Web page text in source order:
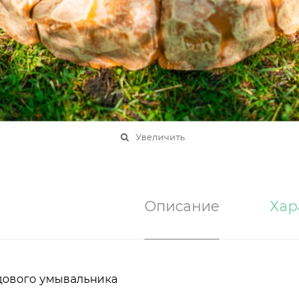
Увеличить
Описание
умывальника